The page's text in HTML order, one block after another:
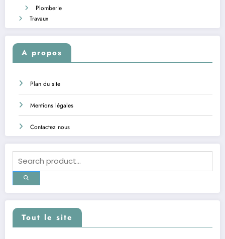
Plomberie
Travaux
A propos
Plan du site
Mentions légales
Contactez nous
Tout le site